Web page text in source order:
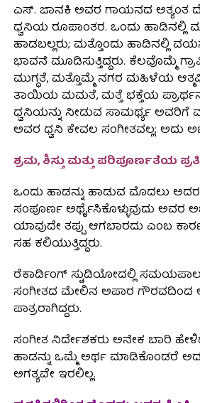
ಎಸ್. ಜಾನಕಿ ಅವರ ಗಾಯನದ ಅತ್ಯಂತ
ಧ್ವನಿಯ ರೂಪಾಂತರ. ಒಂದು ಹಾಡಿನಲ್ಲಿ
ಹಾಡಬಲ್ಲರು; ಮತ್ತೊಂದು ಹಾಡಿನಲ್ಲಿ
ಭಾವನೆ ಮೂಡಿಸುತ್ತಿದ್ದರು. ಕೆಲವೊಮ್ಮೆ
ಮುಗ್ಧತೆ, ಮತ್ತೊಮ್ಮೆ ನಗರ ಮಹಿಳೆಯ
ತಾಯಿಯ ಮಮತೆ, ಮತ್ತೆ ಭಕ್ತೆಯ
ಧ್ವನಿಯನ್ನು ನೀಡುವ ಸಾಮರ್ಥ್ಯ ಅವರಿಗೆ
ಅವರ ಧ್ವನಿ ಕೇವಲ ಸಂಗೀತವಲ್ಲ; ಅದು
ಶ್ರಮ, ಶಿಸ್ತು ಮತ್ತು ಪರಿಪೂರ್ಣತೆಯ
ಒಂದು ಹಾಡನ್ನು ಹಾಡುವ ಮೊದಲು ಅದರ
ಸಂಪೂರ್ಣ ಅರ್ಥೈಸಿಕೊಳ್ಳುವುದು ಅವರ
ಯಾವುದೇ ತಪ್ಪು ಆಗಬಾರದು ಎಂಬ
ಸಹ ಕಲಿಯುತ್ತಿದ್ದರು.
ರೆಕಾರ್ಡಿಂಗ್ ಸ್ಟುಡಿಯೋದಲ್ಲಿ
ಸಂಗೀತದ ಮೇಲಿನ ಅಪಾರ ಗೌರವದಿಂದ
ಪಾತ್ರರಾಗಿದ್ದರು.
ಸಂಗೀತ ನಿರ್ದೇಶಕರು ಅನೇಕ ಬಾರಿ
ಹಾಡನ್ನು ಒಮ್ಮೆ ಅರ್ಥ ಮಾಡಿಕೊಂಡರೆ
ಅಗತ್ಯವೇ ಇರಲಿಲ್ಲ.